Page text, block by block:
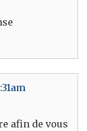
afin de vous